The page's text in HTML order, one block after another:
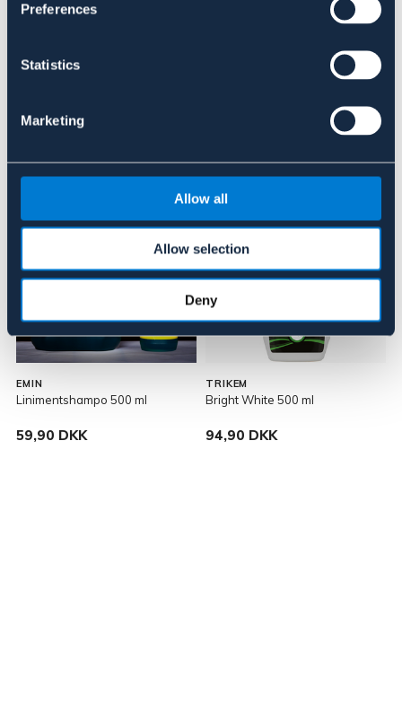
Preferences
Statistics
Marketing
Allow all
Allow selection
Deny
About the brand
EMIN
Linimentshampo 500 ml
59,90 DKK
TRIKEM
Bright White 500 ml
94,90 DKK